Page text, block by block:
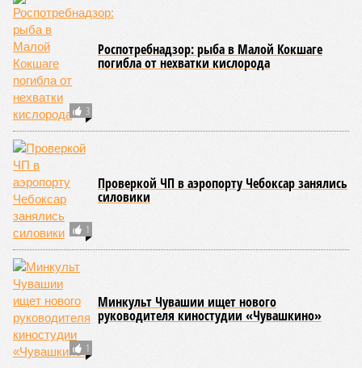
была создана в 1990-х годах. С того периода дисциплина
переживает этап активного возрождения, сохраняя при
этом неразрывную связь с многовековыми народными
традициями.
В настоящее время керешу демонстрирует рост
популярности. В 2024 году в столице республики, городе
Чебоксары, на базе спортивной школы № 11 состоялось
торжественное открытие Республиканского центра
единоборств «Керешу». площадка имеет все необходимые
условия для полноценной подготовки спортсменов
высокого класса.
В том же году был проведён первый официальный
чемпионат по керешу, участие в котором приняли
сильнейшие борцы со всех районов Чувашии; турнир
наглядно продемонстрировал динамичный и зрелищный
характер этого вида спорта.
Керешу включён в перечень приоритетных спортивных
дисциплин на территории Чувашской Республики. Кроме
того, данное единоборство уже имеет опыт выхода на